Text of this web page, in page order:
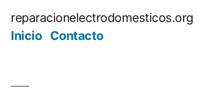
reparacionelectrodomesticos.org
Inicio Contacto